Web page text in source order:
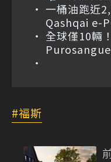
一桶油跑近
Qashqai e-
全球僅10輛
福斯